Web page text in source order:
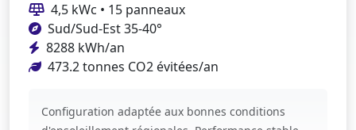
4,5 kWc • 15 panneaux
Sud/Sud-Est 35-40°
8288 kWh/an
473.2 tonnes CO2 évitées/an
Configuration adaptée aux bonnes conditions